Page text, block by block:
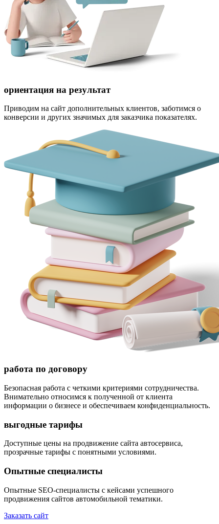
ориентация на результат
Приводим на сайт дополнительных клиентов, заботимся о
конверсии и других значимых для заказчика показателях.
работа по договору
Безопасная работа с четкими критериями сотрудничества.
Внимательно относимся к полученной от клиента
информации о бизнесе и обеспечиваем конфиденциальность.
выгодные тарифы
Доступные цены на продвижение сайта автосервиса,
прозрачные тарифы с понятными условиями.
Опытные специалисты
Опытные SEO-специалисты с кейсами успешного
продвижения сайтов автомобильной тематики.
Заказать сайт